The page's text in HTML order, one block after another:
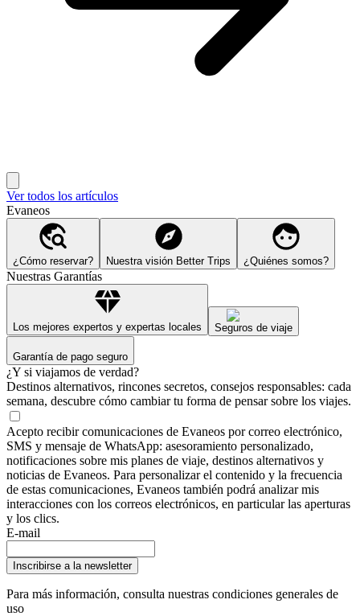
Ver todos los artículos
Evaneos
¿Cómo reservar? Nuestra visión Better Trips ¿Quiénes somos?
Nuestras Garantías
Los mejores expertos y expertas locales Seguros de viaje
Garantía de pago seguro
¿Y si viajamos de verdad?
Destinos alternativos, rincones secretos, consejos responsables: cada
semana, descubre cómo cambiar tu forma de pensar sobre los viajes.
Acepto recibir comunicaciones de Evaneos por correo electrónico,
SMS y mensaje de WhatsApp: asesoramiento personalizado,
notificaciones sobre mis planes de viaje, destinos alternativos y
noticias de Evaneos. Para personalizar el contenido y la frecuencia
de estas comunicaciones, Evaneos también podrá analizar mis
interacciones con los correos electrónicos, en particular las aperturas
y los clics.
E-mail
Inscribirse a la newsletter
Para más información, consulta nuestras condiciones generales de
uso